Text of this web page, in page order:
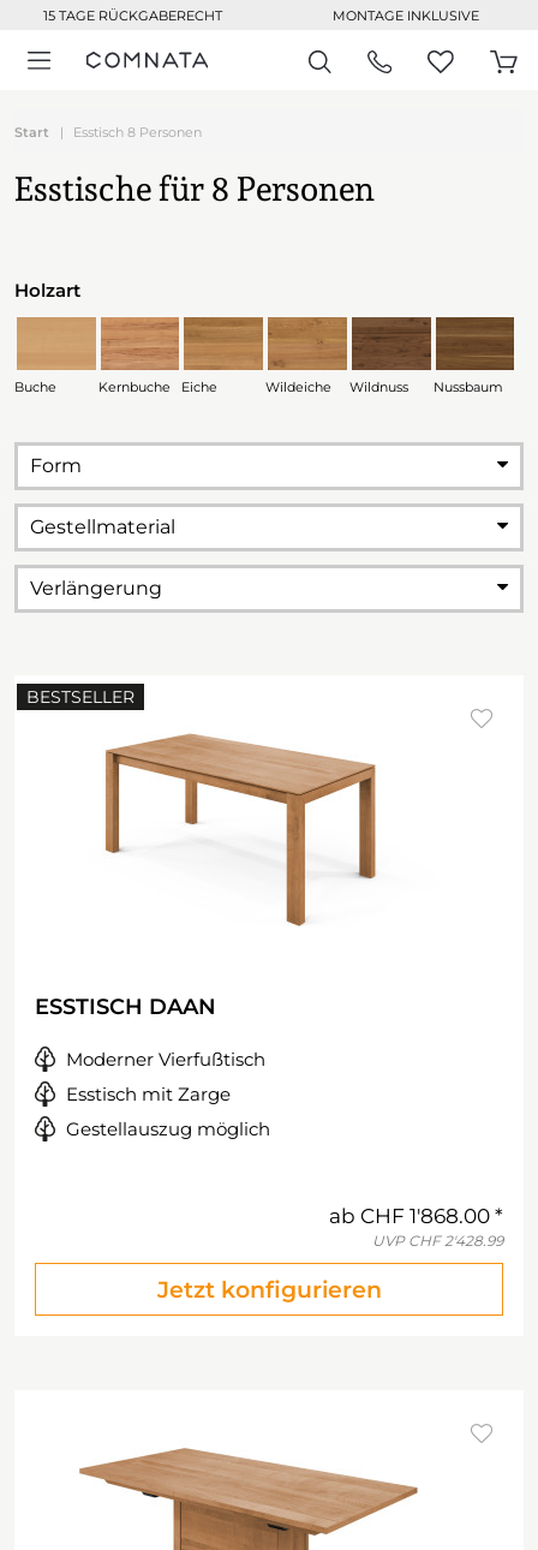
15 TAGE RÜCKGABERECHT MONTAGE INKLUSIVE
Start Esstisch 8 Personen
Esstische für 8 Personen
Holzart
Buche Kernbuche Eiche Wildeiche Wildnuss Nussbaum
Form
Gestellmaterial
Verlängerung
BESTSELLER
ESSTISCH DAAN
Moderner Vierfußtisch
Esstisch mit Zarge
Gestellauszug möglich
ab CHF 1'868.00
UVP CHF 2'428.99
Jetzt konfigurieren